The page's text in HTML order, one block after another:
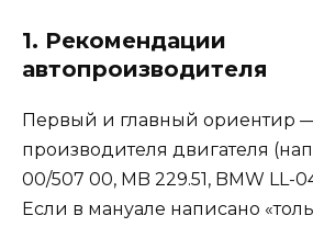
1. Рекомендации
автопроизводителя
Первый и главный ориентир
производителя двигателя
00/507 00, MB 229.51, BMW LL-
Если в мануале написано